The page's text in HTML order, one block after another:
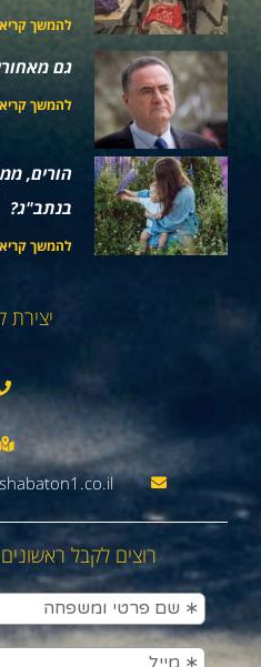
להמשך
גם
להמשך
הורים,
בנתב"ג?
להמשך
יצירת
רוצים לקבל